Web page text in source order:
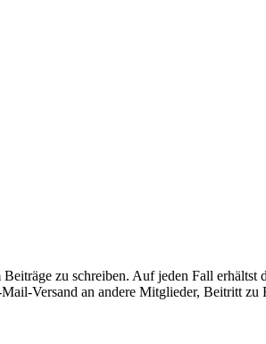
zu schreiben. Auf jeden Fall erhältst
Versand an andere Mitglieder, Beitritt zu